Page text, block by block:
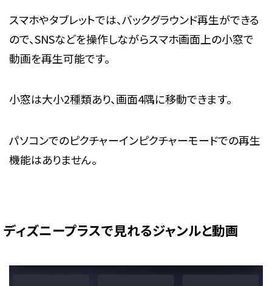
スマホやタブレットでは、バックグラウンド再生ができる
ので、SNSなどを操作しながらスマホ画面上の小窓で
動画を再生可能です。
小窓は大小2種類あり、画面4隅に移動できます。
パソコンでのピクチャーインピクチャーモードでの再生
機能はありません。
ディズニープラスで見れるジャンルと動画